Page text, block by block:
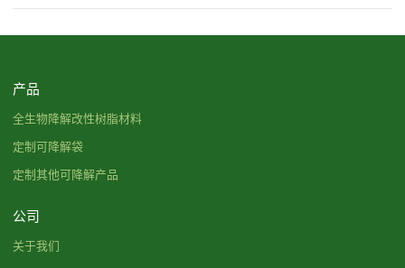
产品
全生物降解改性树脂材料
定制可降解袋
定制其他可降解产品
公司
关于我们